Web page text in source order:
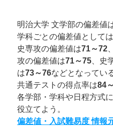
明治大学 文学部の偏差値
学科ごとの偏差値として
史専攻の偏差値は71～72
攻の偏差値は71～75 、史
は73～76などとなってい
共通テストの得点率は84
各学部・学科や日程方式
役立てよう。
偏差値・入試難易度 情報